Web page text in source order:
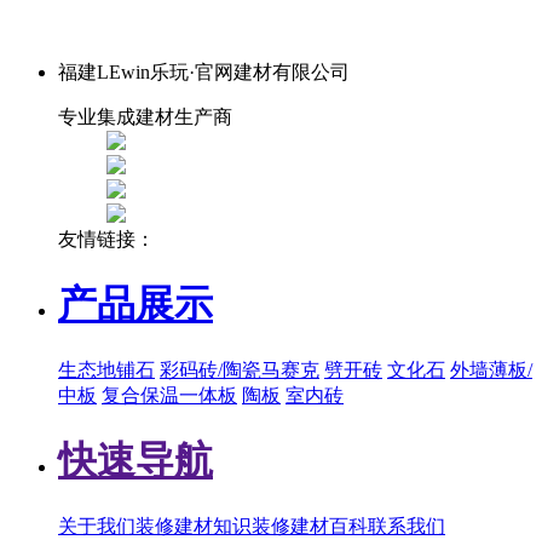
福建LEwin乐玩·官网建材有限公司
专业集成建材生产商
友情链接：
产品展示
生态地铺石 彩码砖/陶瓷马赛克 劈开砖 文化石 外墙薄板/
中板 复合保温一体板 陶板 室内砖
快速导航
关于我们装修建材知识装修建材百科联系我们